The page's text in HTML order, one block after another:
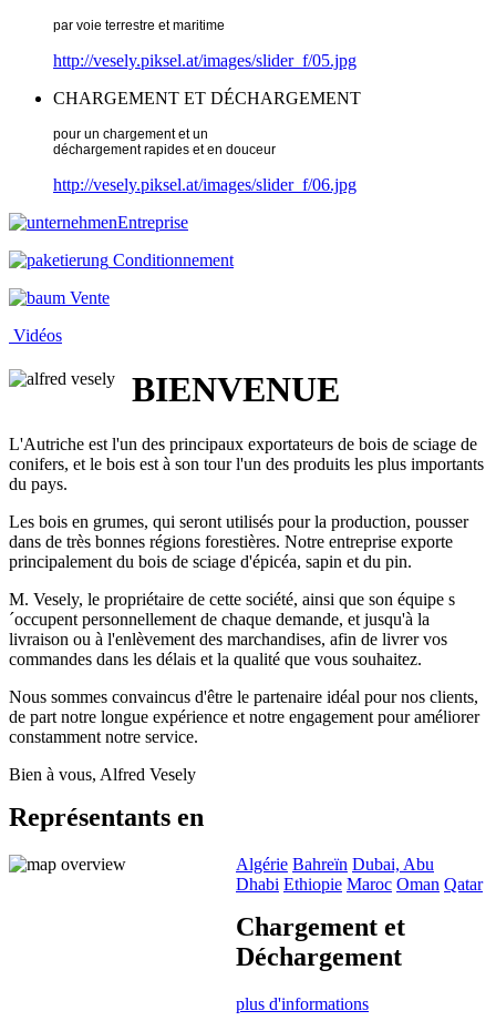
par voie terrestre et maritime
http://vesely.piksel.at/images/slider_f/05.jpg
CHARGEMENT ET DÉCHARGEMENT
pour un chargement et un
déchargement rapides et en douceur
http://vesely.piksel.at/images/slider_f/06.jpg
Entreprise
Conditionnement
Vente
Vidéos
BIENVENUE
L'Autriche est l'un des principaux exportateurs de bois de sciage de
conifers, et le bois est à son tour l'un des produits les plus importants
du pays.
Les bois en grumes, qui seront utilisés pour la production, pousser
dans de très bonnes régions forestières. Notre entreprise exporte
principalement du bois de sciage d'épicéa, sapin et du pin.
M. Vesely, le propriétaire de cette société, ainsi que son équipe s
´occupent personnellement de chaque demande, et jusqu'à la
livraison ou à l'enlèvement des marchandises, afin de livrer vos
commandes dans les délais et la qualité que vous souhaitez.
Nous sommes convaincus d'être le partenaire idéal pour nos clients,
de part notre longue expérience et notre engagement pour améliorer
constamment notre service.
Bien à vous, Alfred Vesely
Représentants en
Algérie Bahreïn Dubai, Abu
Dhabi Ethiopie Maroc Oman Qatar
Chargement et
Déchargement
plus d'informations